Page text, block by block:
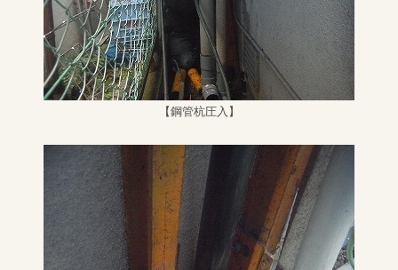
【鋼管杭圧入】